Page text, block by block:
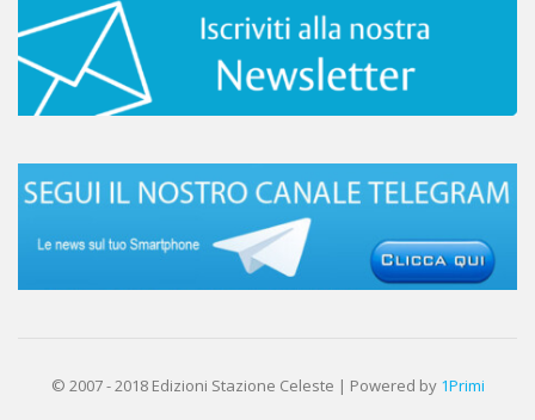
© 2007 - 2018 Edizioni Stazione Celeste | Powered by 1Primi